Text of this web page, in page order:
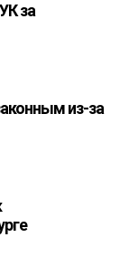
за
из-за